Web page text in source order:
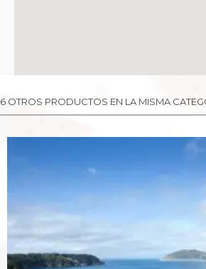
6 OTROS PRODUCTOS EN LA MISMA